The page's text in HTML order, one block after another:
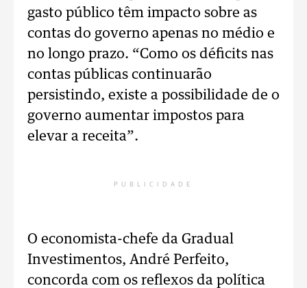
gasto público têm impacto sobre as
contas do governo apenas no médio e
no longo prazo. “Como os déficits nas
contas públicas continuarão
persistindo, existe a possibilidade de o
governo aumentar impostos para
elevar a receita”.
PUBLICIDADE
O economista-chefe da Gradual
Investimentos, André Perfeito,
concorda com os reflexos da política